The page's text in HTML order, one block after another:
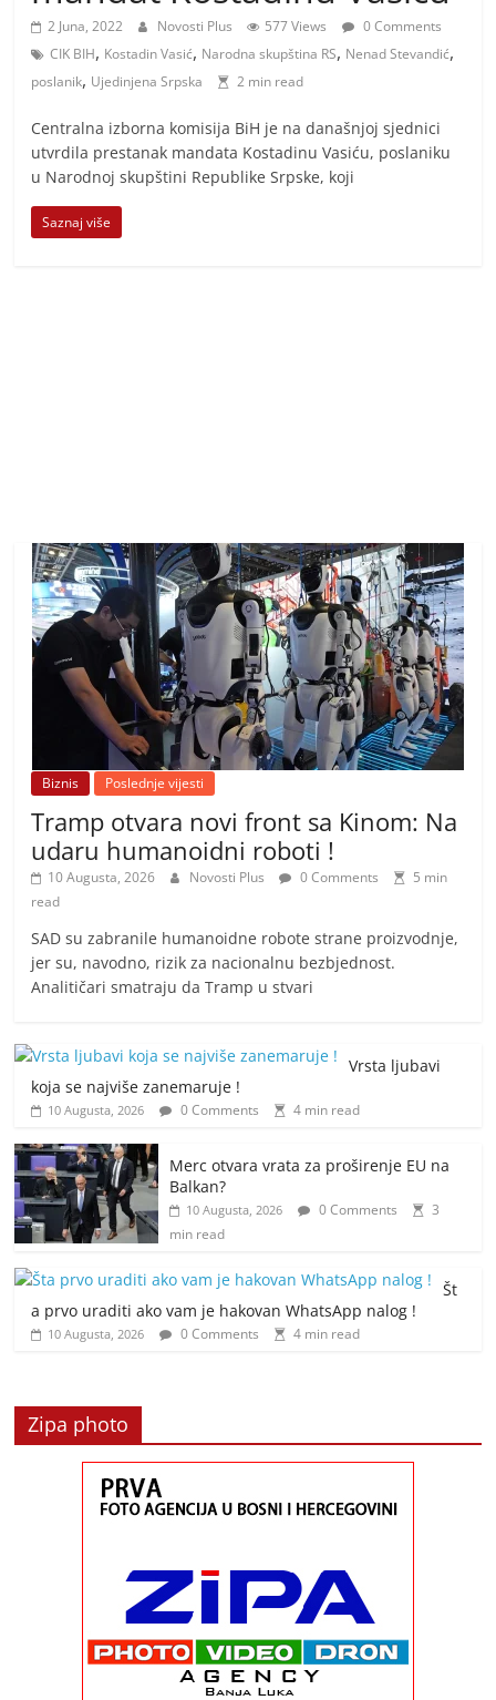
i
t
i
n
i
h
2 Juna, 2022 Novosti Plus 577 Views
0 Comments
CIK BIH, Kostadin Vasić, Narodna skupština RS, Nenad Stevandić,
poslanik, Ujedinjena Srpska 2 min read
Centralna izborna komisija BiH je na današnjoj sjednici
utvrdila prestanak mandata Kostadinu Vasiću, poslaniku
u Narodnoj skupštini Republike Srpske, koji
Saznaj više
Biznis Poslednje vijesti
Tramp otvara novi front sa Kinom: Na
udaru humanoidni roboti !
10 Augusta, 2026 Novosti Plus 0 Comments
5 min
read
SAD su zabranile humanoidne robote strane proizvodnje,
jer su, navodno, rizik za nacionalnu bezbjednost.
Analitičari smatraju da Tramp u stvari
Vrsta ljubavi
koja se najviše zanemaruje !
10 Augusta, 2026 0 Comments 4 min read
Merc otvara vrata za proširenje EU na
Balkan?
10 Augusta, 2026 0 Comments
3
min read
Št
a prvo uraditi ako vam je hakovan WhatsApp nalog !
10 Augusta, 2026 0 Comments 4 min read
Zipa photo